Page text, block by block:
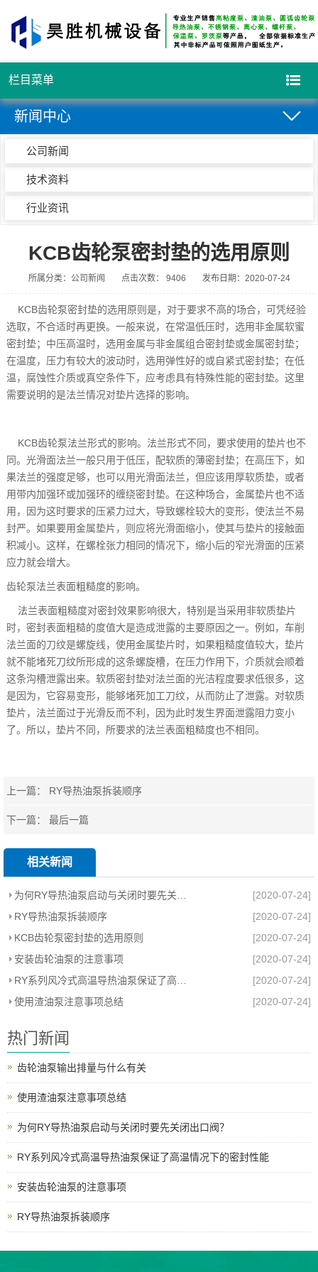
栏目菜单
新闻中心
公司新闻
技术资料
行业资讯
KCB齿轮泵密封垫的选用原则
所属分类：公司新闻 点击次数： 9406 发布日期：2020-07-24
KCB齿轮泵密封垫的选用原则是，对于要求不高的场合，可凭经验
选取，不合适时再更换。一般来说，在常温低压时，选用非金属软蜜
密封垫；中压高温时，选用金属与非金属组合密封垫或金属密封垫；
在温度，压力有较大的波动时，选用弹性好的或自紧式密封垫；在低
温，腐蚀性介质或真空条件下，应考虑具有特殊性能的密封垫。这里
需要说明的是法兰情况对垫片选择的影响。
KCB齿轮泵法兰形式的影响。法兰形式不同，要求使用的垫片也不
同。光滑面法兰一般只用于低压，配软质的薄密封垫；在高压下，如
果法兰的强度足够，也可以用光滑面法兰，但应该用厚软质垫，或者
用带内加强环或加强环的缠绕密封垫。在这种场合，金属垫片也不适
用，因为这时要求的压紧力过大，导致螺栓较大的变形，使法兰不易
封严。如果要用金属垫片，则应将光滑面缩小，使其与垫片的接触面
积减小。这样，在螺栓张力相同的情况下，缩小后的窄光滑面的压紧
应力就会增大。
齿轮泵法兰表面粗糙度的影响。
法兰表面粗糙度对密封效果影响很大，特别是当采用非软质垫片
时，密封表面粗糙的度值大是造成泄露的主要原因之一。例如，车削
法兰面的刀纹是螺旋线，使用金属垫片时，如果粗糙度值较大，垫片
就不能堵死刀纹所形成的这条螺旋槽，在压力作用下，介质就会顺着
这条沟槽泄露出来。软质密封垫对法兰面的光洁程度要求低很多，这
是因为，它容易变形，能够堵死加工刀纹，从而防止了泄露。对软质
垫片，法兰面过于光滑反而不利，因为此时发生界面泄露阻力变小
了。所以，垫片不同，所要求的法兰表面粗糙度也不相同。
上一篇： RY导热油泵拆装顺序
下一篇： 最后一篇
相关新闻
[2020-07-24]
RY导热油泵拆装顺序
[2020-07-24]
KCB齿轮泵密封垫的选用原则
[2020-07-24]
安装齿轮油泵的注意事项
[2020-07-24]
[2020-07-24]
使用渣油泵注意事项总结
[2020-07-24]
热门新闻
齿轮油泵输出排量与什么有关
使用渣油泵注意事项总结
为何RY导热油泵启动与关闭时要先关闭出口阀？
RY系列风冷式高温导热油泵保证了高温情况下的密封性能
安装齿轮油泵的注意事项
RY导热油泵拆装顺序